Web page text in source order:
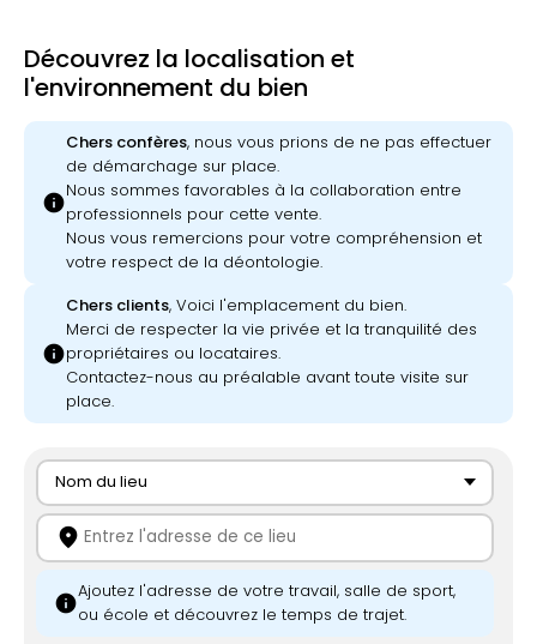
Découvrez la localisation et
l'environnement du bien
info
Chers confères, nous vous prions de ne pas effectuer
de démarchage sur place.
Nous sommes favorables à la collaboration entre
professionnels pour cette vente.
Nous vous remercions pour votre compréhension et
votre respect de la déontologie.
info
Chers clients, Voici l'emplacement du bien.
Merci de respecter la vie privée et la tranquilité des
propriétaires ou locataires.
Contactez-nous au préalable avant toute visite sur
place.
Nom du lieu
location_on
infoAjoutez l'adresse de votre travail, salle de sport,
ou école et découvrez le temps de trajet.